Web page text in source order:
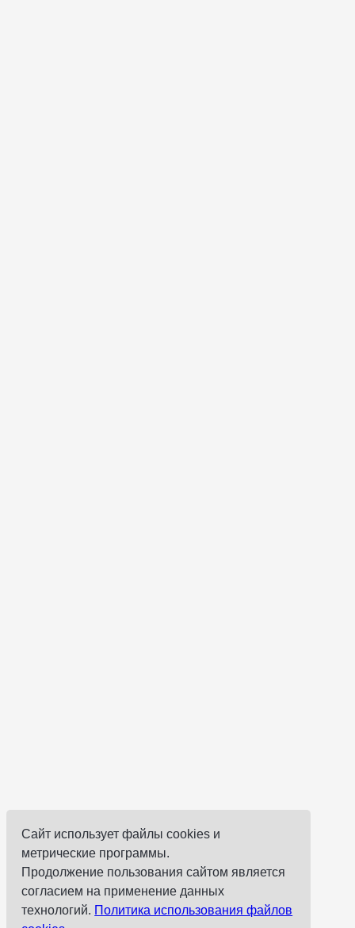
Сайт использует файлы cookies и
метрические программы.
Продолжение пользования сайтом является
согласием на применение данных
технологий. Политика использования файлов